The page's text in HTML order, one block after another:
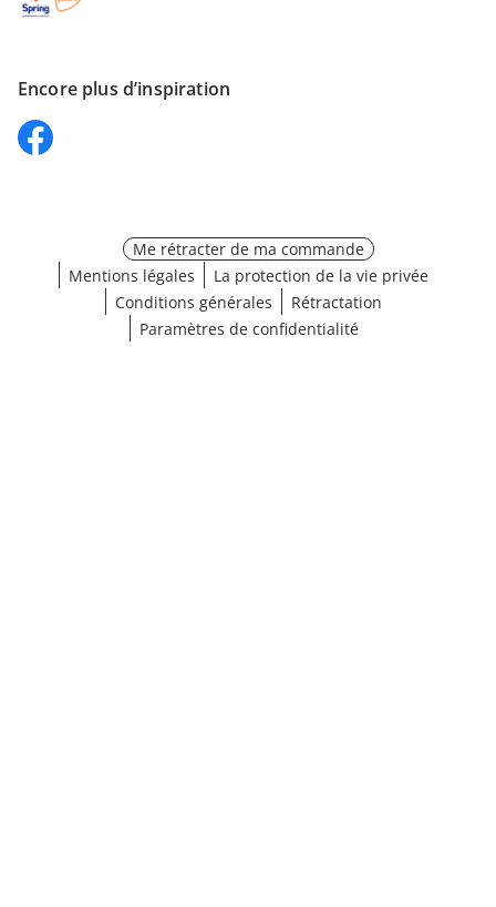
Encore plus d’inspiration
Me rétracter de ma commande
Mentions légales
La protection de la vie privée
Conditions générales
Rétractation
Paramètres de confidentialité